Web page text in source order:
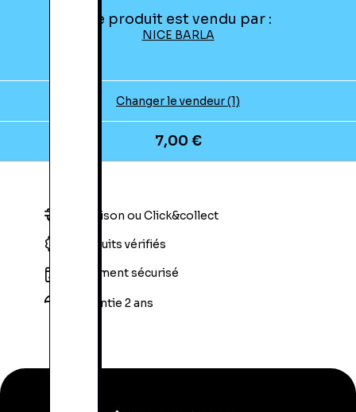
Ce produit est vendu par :
NICE BARLA
Changer le vendeur (1)
7,00 €
Livraison ou Click&collect
Produits vérifiés
Paiement sécurisé
Garantie 2 ans